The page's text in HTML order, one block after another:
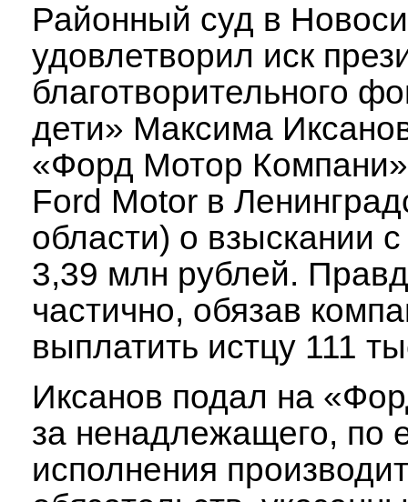
Районный суд в
удовлетворил иск
благотворительного
дети» Максима
«Форд Мотор
Ford Motor в
области) о взыскании
3,39 млн рублей.
частично, обязав
выплатить истцу 111
Иксанов подал на
за ненадлежащего, по
исполнения